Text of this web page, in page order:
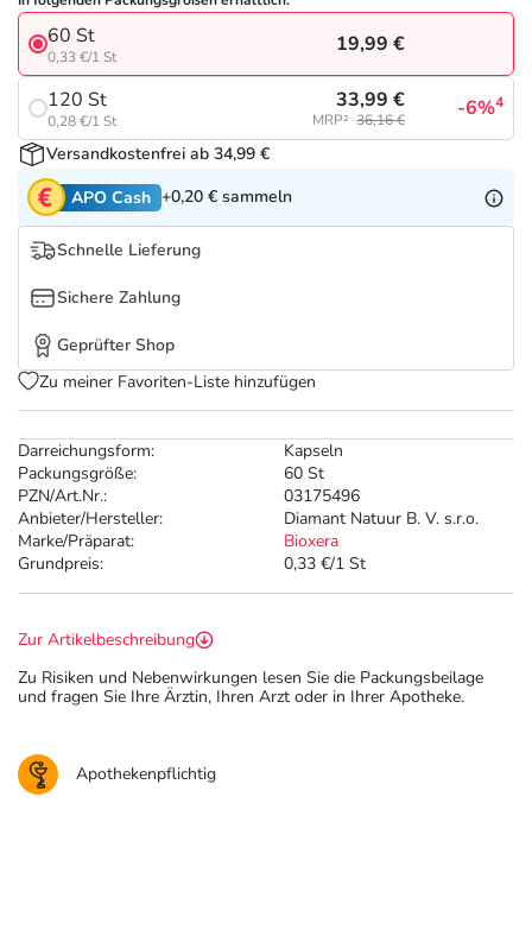
Tierapotheke
Vitamine & Mineralstoffe
Marken
Salus Deals
Darreichungsform:
Kapseln
Packungsgröße:
60 St
PZN/Art.Nr.:
03175496
Anbieter/Hersteller:
Diamant Natuur B. V. s.r.o.
Marke/Präparat:
Bioxera
Grundpreis:
0,33 €/1 St
60 St
0,33 €/1 St
19,99 €
120 St
0,28 €/1 St
33,99 €
MRP² 36,16 € -6%4
Versandkostenfrei ab 34,99 €
APO Cash +0,20 € sammeln
Schnelle Lieferung
Sichere Zahlung
Geprüfter Shop
Zu meiner Favoriten-Liste hinzufügen
Zur Artikelbeschreibung
Zu Risiken und Nebenwirkungen lesen Sie die Packungsbeilage
und fragen Sie Ihre Ärztin, Ihren Arzt oder in Ihrer Apotheke.
Apothekenpflichtig